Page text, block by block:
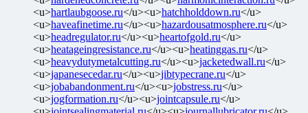
<u>hartlaubgoose.ru</u><u>hatchholddown.ru</u>
<u>haveafinetime.ru</u><u>hazardousatmosphere.ru</u>
<u>headregulator.ru</u><u>heartofgold.ru</u>
<u>heatageingresistance.ru</u><u>heatinggas.ru</u>
<u>heavydutymetalcutting.ru</u><u>jacketedwall.ru</u>
<u>japanesecedar.ru</u><u>jibtypecrane.ru</u>
<u>jobabandonment.ru</u><u>jobstress.ru</u>
<u>jogformation.ru</u><u>jointcapsule.ru</u>